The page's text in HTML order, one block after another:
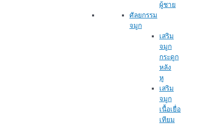
ผู้ชาย
ศัลยกรรม
จมูก
เสริม
จมูก
กระดูก
หลัง
หู
เสริม
จมูก
เนื้อเยื่อ
เทียม